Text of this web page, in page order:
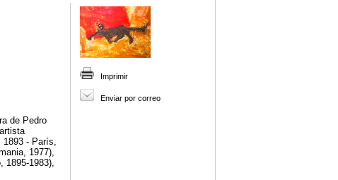
de Pedro
1893 - París,
1977),
1895-1983),
Imprimir
Enviar por correo